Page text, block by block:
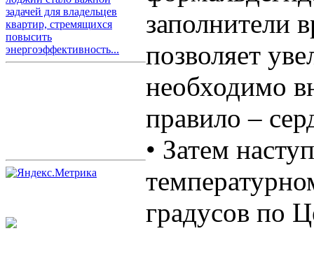
задачей для владельцев
квартир, стремящихся
повысить
энергоэффективность...
заполнители
позволяет
необходимо
правило –
• Затем
градусов по